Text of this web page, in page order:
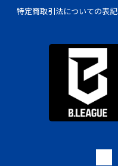
特定商取引法についての表記